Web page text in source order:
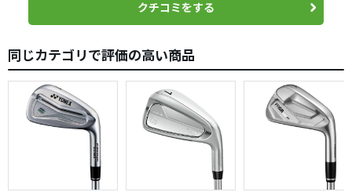
練習後の肩・腰の疲れが軽減しました。ヘッドは２０１１
年モデルよりやや小降りでシャープな感じです。また、芯
思います。打感は前年モデルの方がいいかな？とも思いま
すが、リカバリーを考えるとこのモデルで充分です。ただ
ピッチンクは前年モデルに比べて少し丸みが増した気がし
ます。前年の角張った形が好きでした。でも買い換えは成
功でした（笑）
クチコミをする
同じカテゴリで評価の高い商品